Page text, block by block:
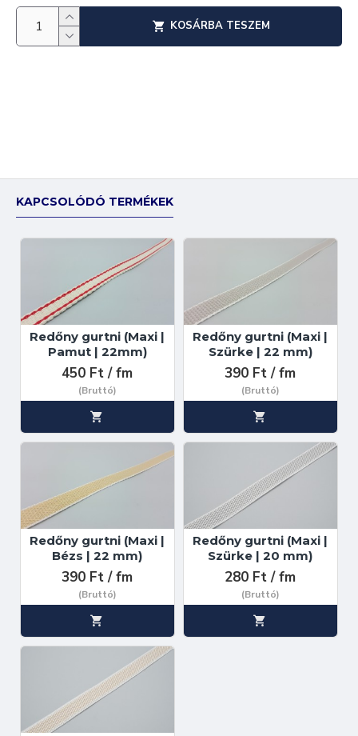
KOSÁRBA TESZEM
KAPCSOLÓDÓ TERMÉKEK
Redőny gurtni (Maxi |
Pamut | 22mm)
450 Ft / fm
(Bruttó)
Redőny gurtni (Maxi |
Szürke | 22 mm)
390 Ft / fm
(Bruttó)
Redőny gurtni (Maxi |
Bézs | 22 mm)
390 Ft / fm
(Bruttó)
Redőny gurtni (Maxi |
Szürke | 20 mm)
280 Ft / fm
(Bruttó)